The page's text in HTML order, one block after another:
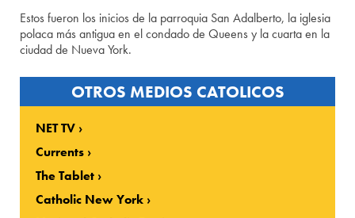
Estos fueron los inicios de la parroquia San Adalberto, la iglesia
polaca más antigua en el condado de Queens y la cuarta en la
ciudad de Nueva York.
OTROS MEDIOS CATOLICOS
NET TV
Currents
The Tablet
Catholic New York